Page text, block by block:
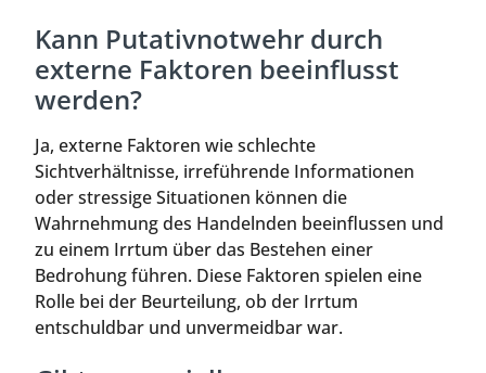
Kann Putativnotwehr durch
externe Faktoren beeinflusst
werden?
Ja, externe Faktoren wie schlechte
Sichtverhältnisse, irreführende Informationen
oder stressige Situationen können die
Wahrnehmung des Handelnden beeinflussen und
zu einem Irrtum über das Bestehen einer
Bedrohung führen. Diese Faktoren spielen eine
Rolle bei der Beurteilung, ob der Irrtum
entschuldbar und unvermeidbar war.